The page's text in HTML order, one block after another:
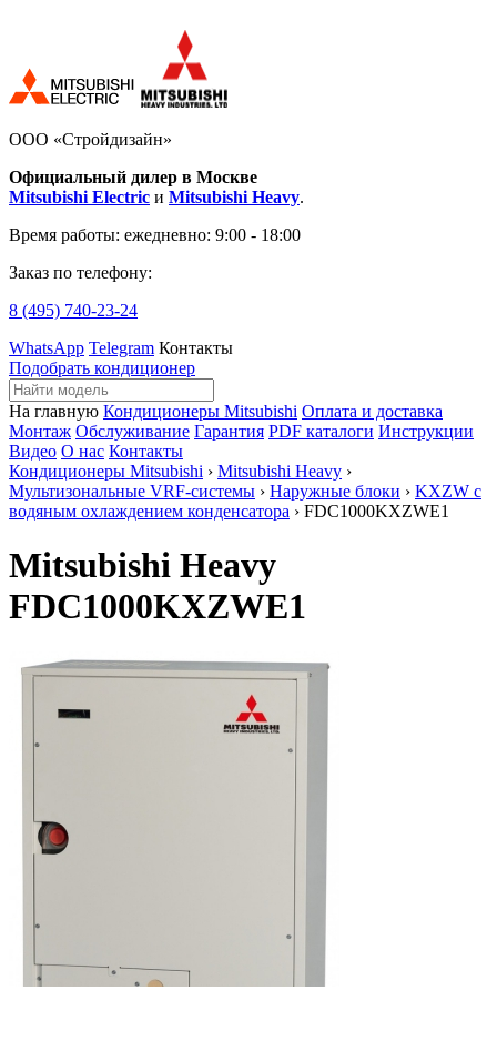
ООО «Стройдизайн»
Официальный дилер в Москве
Mitsubishi Electric и Mitsubishi Heavy.
Время работы: ежедневно: 9:00 - 18:00
Заказ по телефону:
8 (495) 740-23-24
WhatsApp Telegram Контакты
Подобрать кондиционер
На главную Кондиционеры Mitsubishi Оплата и доставка
Монтаж Обслуживание Гарантия PDF каталоги Инструкции
Видео О нас Контакты
Кондиционеры Mitsubishi › Mitsubishi Heavy ›
Мультизональные VRF-системы › Наружные блоки › KXZW с
водяным охлаждением конденсатора › FDC1000KXZWE1
Mitsubishi Heavy
FDC1000KXZWE1